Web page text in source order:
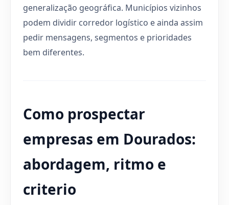
generalização geográfica. Municípios vizinhos
podem dividir corredor logístico e ainda assim
pedir mensagens, segmentos e prioridades
bem diferentes.
Como prospectar
empresas em Dourados:
abordagem, ritmo e
criterio